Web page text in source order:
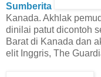
Sumberita
Kanada. Akhlak
dinilai patut dicontoh
Barat di Kanada dan
elit Inggris, The